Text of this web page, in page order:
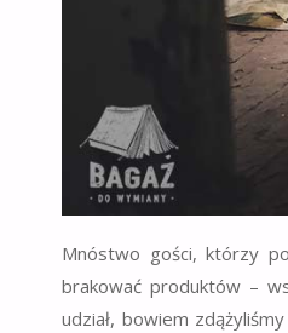
Mnóstwo gości, którzy
brakować produktów –
udział, bowiem